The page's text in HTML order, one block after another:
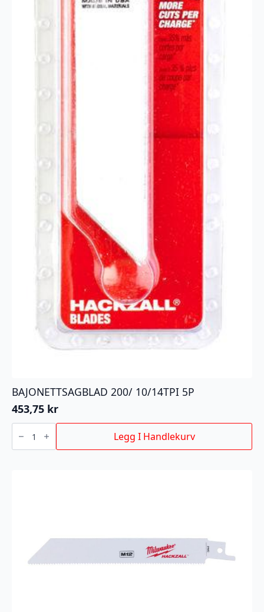
BAJONETTSAGBLAD 200/ 10/14TPI 5P
453,75 kr
BAJONETTSAGBLAD
200/
10/14TPI
5P
Legg I Handlekurv